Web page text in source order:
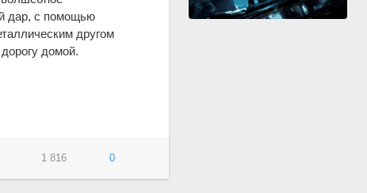
дар, с помощью
другом
домой.
1 816 0